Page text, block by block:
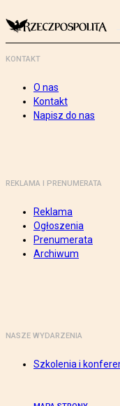
KONTAKT
O nas
Kontakt
Napisz do nas
REKLAMA I PRENUMERATA
Reklama
Ogłoszenia
Prenumerata
Archiwum
NASZE WYDARZENIA
Szkolenia i